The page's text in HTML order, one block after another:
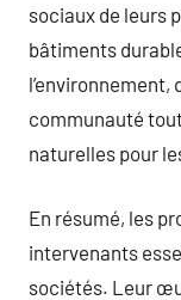
sociaux de leurs
bâtiments
l’environnement,
communauté
naturelles pour
En résumé, les
intervenants
sociétés. Leur